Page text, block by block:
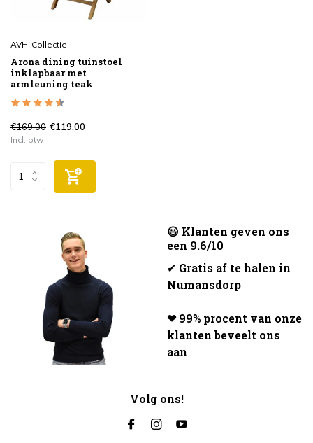
AVH-Collectie
Arona dining tuinstoel
inklapbaar met
armleuning teak
€169,00 €119,00
Incl. btw
😃 Klanten geven ons
een 9.6/10
✔ Gratis af te halen in
Numansdorp
❤ 99% procent van onze
klanten beveelt ons
aan
Volg ons!